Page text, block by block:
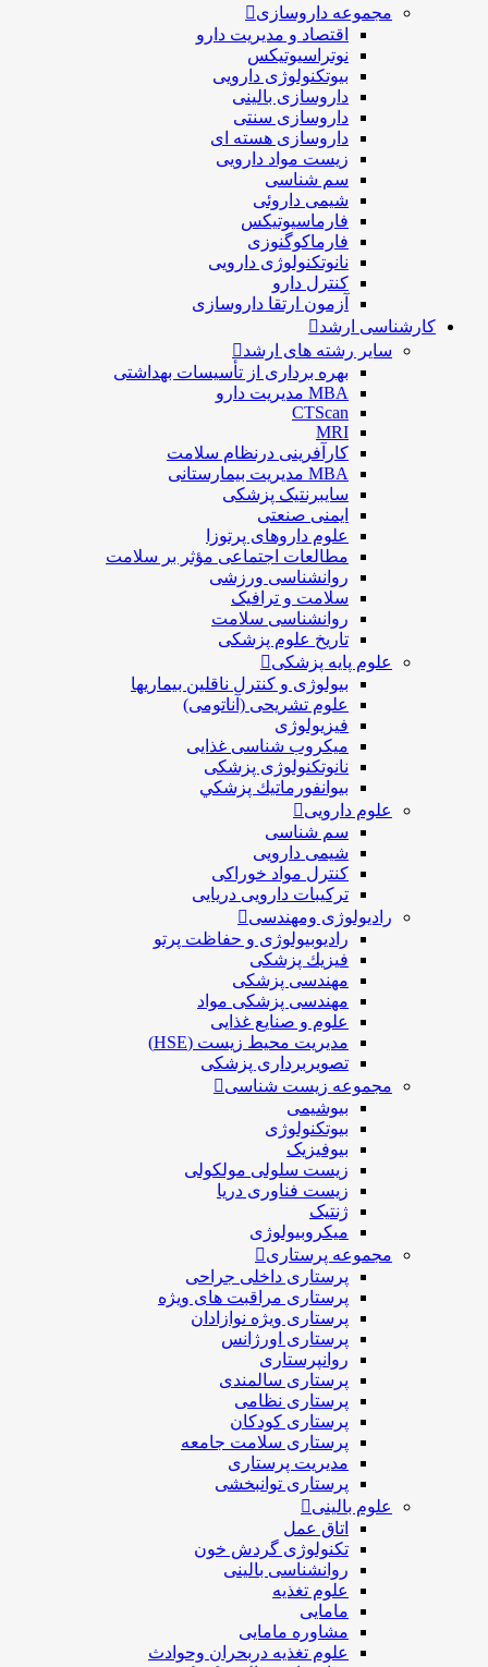
مجموعه داروسازی
اقتصاد و مديريت دارو
نوتراسیوتیکس
بيوتكنولوژی دارویی
داروسازی بالينی
داروسازی سنتی
داروسازی هسته ای
زیست مواد دارویی
سم شناسی
شيمی داروئی
فارماسيوتيكس
فارماكوگنوزی
نانوتکنولوژی دارویی
كنترل دارو
آزمون ارتقا داروسازی
کارشناسی ارشد
سایر رشته های ارشد
بهره برداری از تأسیسات بهداشتی
MBA مدیریت دارو
CTScan
MRI
کارآفرینی درنظام سلامت
MBA مدیریت بیمارستانی
سایبرنتیک پزشکی
ایمنی صنعتی
علوم داروهای پرتوزا
مطالعات اجتماعی مؤثر بر سلامت
روانشناسی ورزشی
سلامت و ترافیک
روانشناسی سلامت
تاریخ علوم پزشکی
علوم پایه پزشکی
بیولوژی و کنترل ناقلین بیماریها
علوم تشریحی (آناتومی)
فیزیولوژی
ميكروب شناسی غذایی
نانوتکنولوژی پزشکی
بيوانفورماتيك پزشكي
علوم دارویی
سم شناسی
شیمی دارویی
کنترل مواد خوراکی
ترکیبات دارویی دریایی
رادیولوژی ومهندسی
رادیوبیولوژی و حفاظت پرتو
فيزيك پزشکی
مهندسی پزشکی
مهندسی پزشکی مواد
علوم و صنايع غذایی
مدیریت محیط زیست (HSE)
تصویربرداری پزشکی
مجموعه زیست شناسی
بیوشیمی
بیوتکنولوژی
بیوفیزیک
زیست سلولی مولکولی
زیست فناوری دریا
ژنتیک
میکروبیولوژی
مجموعه پرستاری
پرستاری داخلی جراحی
پرستاری مراقبت های ويژه
پرستاری ويژه نوازادان
پرستاری اورژانس
روانپرستاری
پرستاری سالمندی
پرستاری نظامی
پرستاری کودکان
پرستاری سلامت جامعه
مدیریت پرستاری
پرستاری توانبخشی
علوم بالینی
اتاق عمل
تکنولوژی گردش خون
روانشناسی بالینی
علوم تغذیه
مامایی
مشاوره مامایی
علوم تغذیه دربحران وحوادث